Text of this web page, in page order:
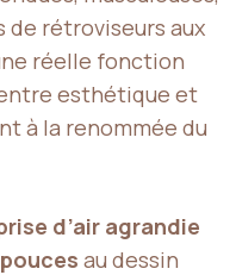
de rétroviseurs aux
réelle fonction
esthétique et
à la renommée du
d’air agrandie
au dessin